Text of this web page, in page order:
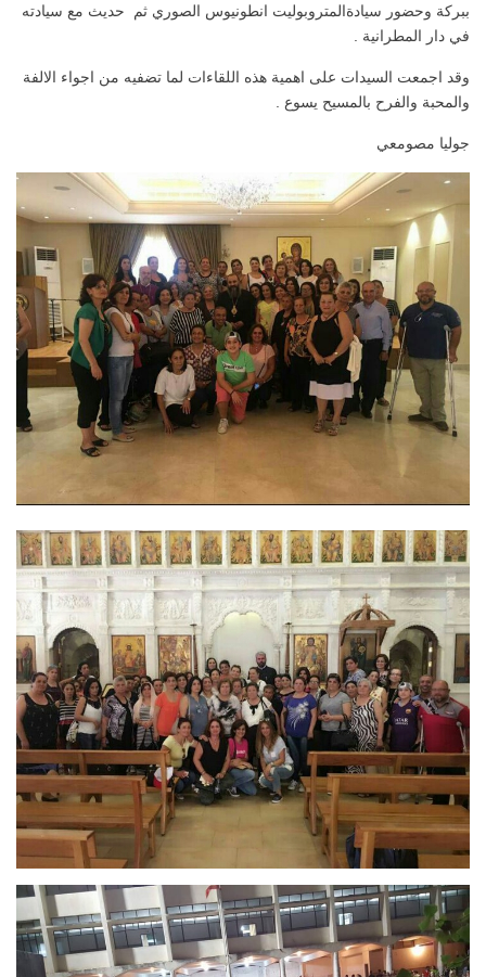
ببركة وحضور سيادةالمتروبوليت انطونيوس الصوري ثم حديث مع سيادته
في دار المطرانية .
وقد اجمعت السيدات على اهمية هذه اللقاءات لما تضفيه من اجواء الالفة
والمحبة والفرح بالمسيح يسوع .
جوليا مصومعي